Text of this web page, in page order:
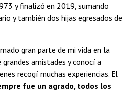
y finalizó en 2019, sumando
y también dos hijas egresados de
gran parte de mi vida en la
amistades y conocí a
recogí muchas experiencias. El
fue un agrado, todos los